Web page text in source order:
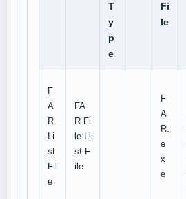
T
y
p
e
Fi
le
F
A
R.
Li
st
Fil
e
FA
R Fi
le Li
st F
ile
F
A
R.
e
x
e